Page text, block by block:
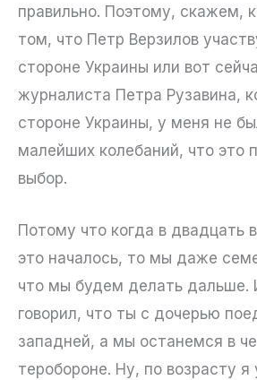
правильно. Поэтому, скажем,
том, что Петр Верзилов
стороне Украины или вот
журналиста Петра Рузавина,
стороне Украины, у меня не
малейших колебаний, что это
выбор.
Потому что когда в двадцать
это началось, то мы даже
что мы будем делать дальше.
говорил, что ты с дочерью
западней, а мы останемся в
теробороне. Ну, по возрасту